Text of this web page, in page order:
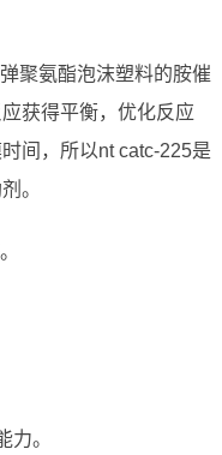
聚氨酯泡沫塑料的胺催
获得平衡，优化反应
间，所以nt catc-225是
。
力。